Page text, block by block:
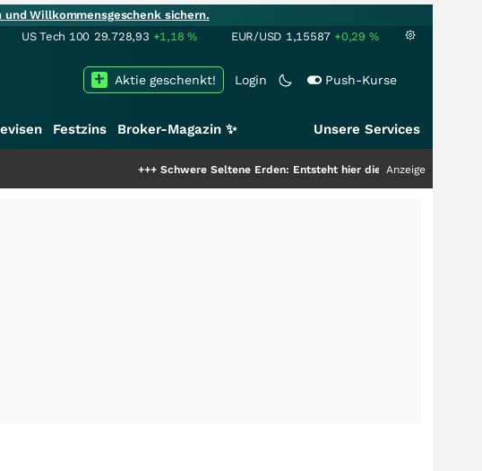
Willkommensgeschenk sichern.
US Tech 100 29.728,93 +1,18% EUR/USD 1,15587 +0,29 %
Login Push-Kurse
Aktie geschenkt!
Festzins Broker-Magazin ✨ Unsere Services
Schwere Seltene Erden: Entsteht hier die nächste Milliardenstory?
Anzeige